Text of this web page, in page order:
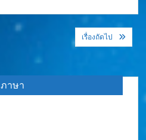
เรื่องถัดไป
ภาษา